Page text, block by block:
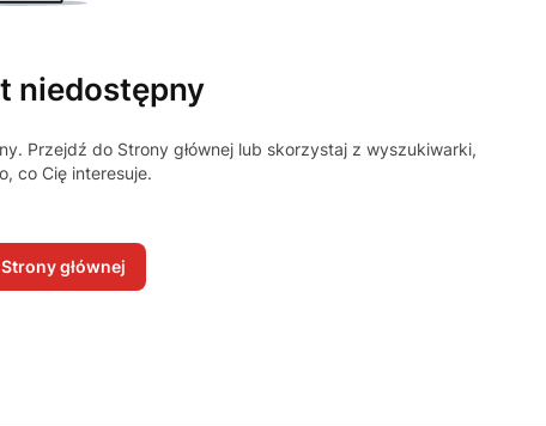
niedostępny
Przejdź do Strony głównej lub skorzystaj z wyszukiwarki,
co Cię interesuje.
głównej